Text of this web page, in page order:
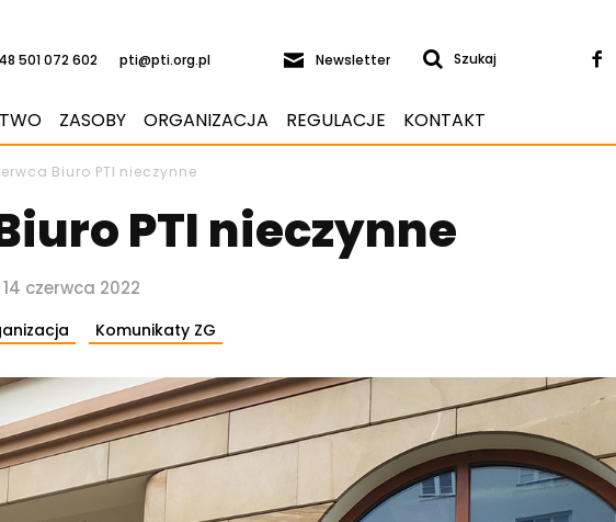
501 072 602 pti@pti.org.pl Newsletter Szukaj
ZASOBY ORGANIZACJA REGULACJE KONTAKT
Biuro PTI nieczynne
PTI nieczynne
14 czerwca 2022
Komunikaty ZG